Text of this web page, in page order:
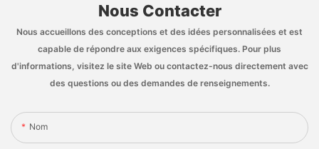
Nous Contacter
Nous accueillons des conceptions et des idées personnalisées et est
capable de répondre aux exigences spécifiques. Pour plus
d'informations, visitez le site Web ou contactez-nous directement avec
des questions ou des demandes de renseignements.
Nom